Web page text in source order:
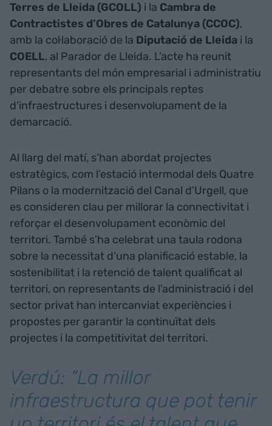
Terres de Lleida (GCOLL) i la Cambra de
Contractistes d’Obres de Catalunya (CCOC),
amb la col·laboració de la Diputació de Lleida i la
COELL, al Parador de Lleida. L’acte ha reunit
representants del món empresarial i administratiu
per debatre sobre els principals reptes
d’infraestructures i desenvolupament de la
demarcació.
Al llarg del matí, s’han abordat projectes
estratègics, com l’estació intermodal dels Quatre
Pilans o la modernització del Canal d’Urgell, que
es consideren clau per millorar la connectivitat i
reforçar el desenvolupament econòmic del
territori. També s’ha celebrat una taula rodona
sobre la necessitat d’una planificació estable, la
sostenibilitat i la retenció de talent qualificat al
territori, on representants de l’administració i del
sector privat han intercanviat experiències i
propostes per garantir la continuïtat dels
projectes i la competitivitat del territori.
Verdú: “La millor
infraestructura que pot tenir